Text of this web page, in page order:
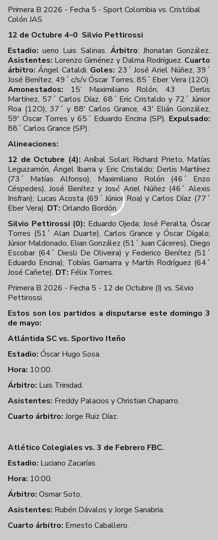
Primera B 2026 - Fecha 5 - Sport Colombia vs. Cristóbal
Colón JAS
12 de Octubre 4–0 Silvio Pettirossi
Estadio: ueno Luis Salinas. Árbitro: Jhonatan González.
Asistentes: Lorenzo Giménez y Dalma Rodríguez. Cuarto
árbitro: Ángel Cataldi. Goles: 23´ José Ariel Núñez, 39´
José Benítez, 49´ c/s/v Óscar Torres, 85´ Eber Vera (12O).
Amonestados: 15’ Maximiliano Rolón, 43 Derlis
Martínez, 57´ Carlos Díaz, 68´ Eric Cristaldo y 72´ Júnior
Roa (12O); 37´ y 88' Carlos Grance, 43' Elián González,
59' Óscar Torres y 65´ Eduardo Encina (SP). Expulsado:
88´ Carlos Grance (SP).
Alineaciones:
12 de Octubre (4): Aníbal Solari; Richard Prieto, Matías
Leguizamón, Ángel Ibarra y Eric Cristaldo; Derlis Martínez
(73´ Matías Alfonso), Maximiliano Rolón (46´ Enzo
Céspedes), José Benítez y José Ariel Núñez (46´ Alexis
Insfran); Lucas Acosta (69´ Júnior Roa) y Carlos Díaz (77´
Eber Vera). DT: Orlando Bordón.
Silvio Pettirossi (0): Eduardo Ojeda; José Peralta, Óscar
Torres (51´ Alan Duarte), Carlos Grance y Óscar Dígalo;
Júnior Maldonado, Elian González (51´ Juan Cáceres), Diego
Escobar (64´ Diesli De Oliveira) y Federico Benítez (51´
Eduardo Encina); Tobías Gamarra y Martín Rodríguez (64´
José Cañete). DT: Félix Torres.
Primera B 2026 - Fecha 5 - 12 de Octubre (I) vs. Silvio
Pettirossi
Estos son los partidos a disputarse este domingo 3
de mayo:
Atlántida SC vs. Sportivo Iteño
Estadio: Óscar Hugo Sosa.
Hora: 10:00.
Árbitro: Luis Trinidad.
Asistentes: Freddy Palacios y Christian Chaparro.
Cuarto árbitro: Jorge Ruiz Díaz.
Atlético Colegiales vs. 3 de Febrero FBC.
Estadio: Luciano Zacarías.
Hora: 10:00.
Árbitro: Osmar Soto.
Asistentes: Rubén Dávalos y Jorge Sanabria.
Cuarto árbitro: Ernesto Caballero.